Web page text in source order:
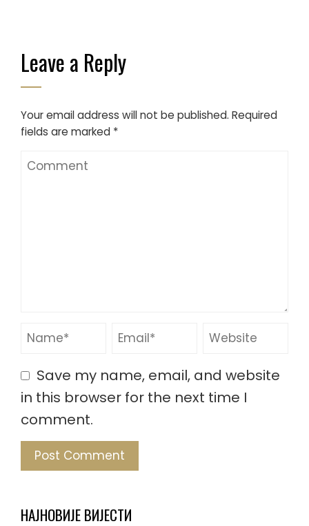
Leave a Reply
Your email address will not be published. Required
fields are marked *
Save my name, email, and website
in this browser for the next time I
comment.
НАЈНОВИЈЕ ВИЈЕСТИ